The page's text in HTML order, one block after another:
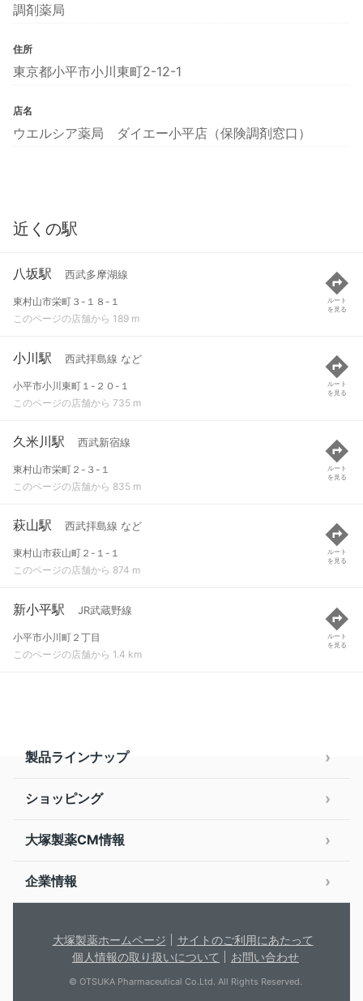
調剤薬局
住所
東京都小平市小川東町2-12-1
店名
ウエルシア薬局 ダイエー小平店（保険調剤窓口）
近くの駅
八坂駅 西武多摩湖線
東村山市栄町３-１８-１
このページの店舗から 189 m
ルート
を見る
小川駅 西武拝島線 など
小平市小川東町１-２０-１
このページの店舗から 735 m
ルート
を見る
久米川駅 西武新宿線
東村山市栄町２-３-１
このページの店舗から 835 m
ルート
を見る
萩山駅 西武拝島線 など
東村山市萩山町２-１-１
このページの店舗から 874 m
ルート
を見る
新小平駅 JR武蔵野線
小平市小川町２丁目
このページの店舗から 1.4 km
ルート
を見る
製品ラインナップ
ショッピング
大塚製薬CM情報
企業情報
大塚製薬ホームページ
サイトのご利用にあたって
個人情報の取り扱いについて
お問い合わせ
© OTSUKA Pharmaceutical Co.Ltd. All Rights Reserved.